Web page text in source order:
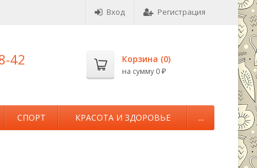
Вход Регистрация
42 Корзина (0)
на сумму 0 ₽
СПОРТ КРАСОТА И ЗДОРОВЬЕ ...